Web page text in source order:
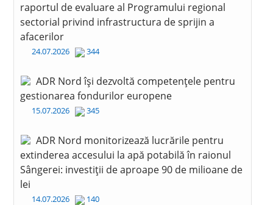
raportul de evaluare al Programului regional
sectorial privind infrastructura de sprijin a
afacerilor
24.07.2026 344
ADR Nord își dezvoltă competențele pentru
gestionarea fondurilor europene
15.07.2026 345
ADR Nord monitorizează lucrările pentru
extinderea accesului la apă potabilă în raionul
Sângerei: investiții de aproape 90 de milioane de
lei
14.07.2026 140